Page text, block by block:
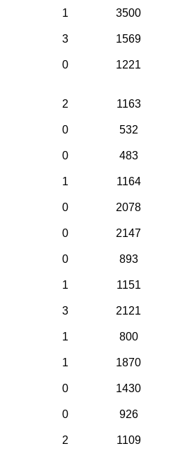
1 3500
3 1569
0 1221
2 1163
0 532
0 483
1 1164
0 2078
0 2147
0 893
1 1151
3 2121
1 800
1 1870
0 1430
0 926
2 1109